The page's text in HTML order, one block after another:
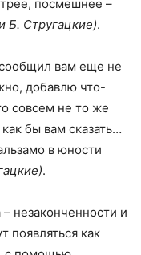
посмешнее –
Б. Стругацкие).
вам еще не
добавлю что-
совсем не то же
бы вам сказать…
в юности
.
незаконченности и
появляться как